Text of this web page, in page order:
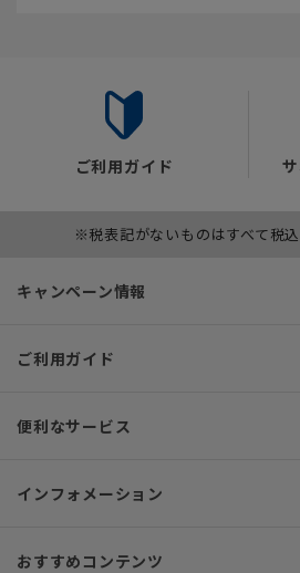
ご利用ガイド
※税表記がないものはすべて税
キャンペーン情報
ご利用ガイド
便利なサービス
インフォメーション
おすすめコンテンツ